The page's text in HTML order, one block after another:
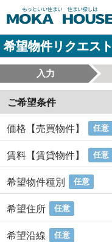
希望物件リクエスト
入力
ご希望条件
価格【売買物件】 任意
賃料【賃貸物件】 任意
希望物件種別 任意
希望住所 任意
希望沿線 任意